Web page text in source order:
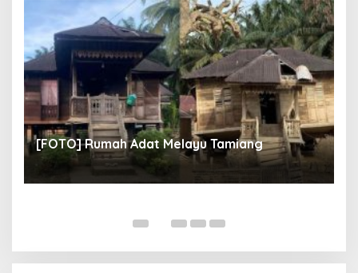
[FOTO] Rumah Adat Melayu Tamiang